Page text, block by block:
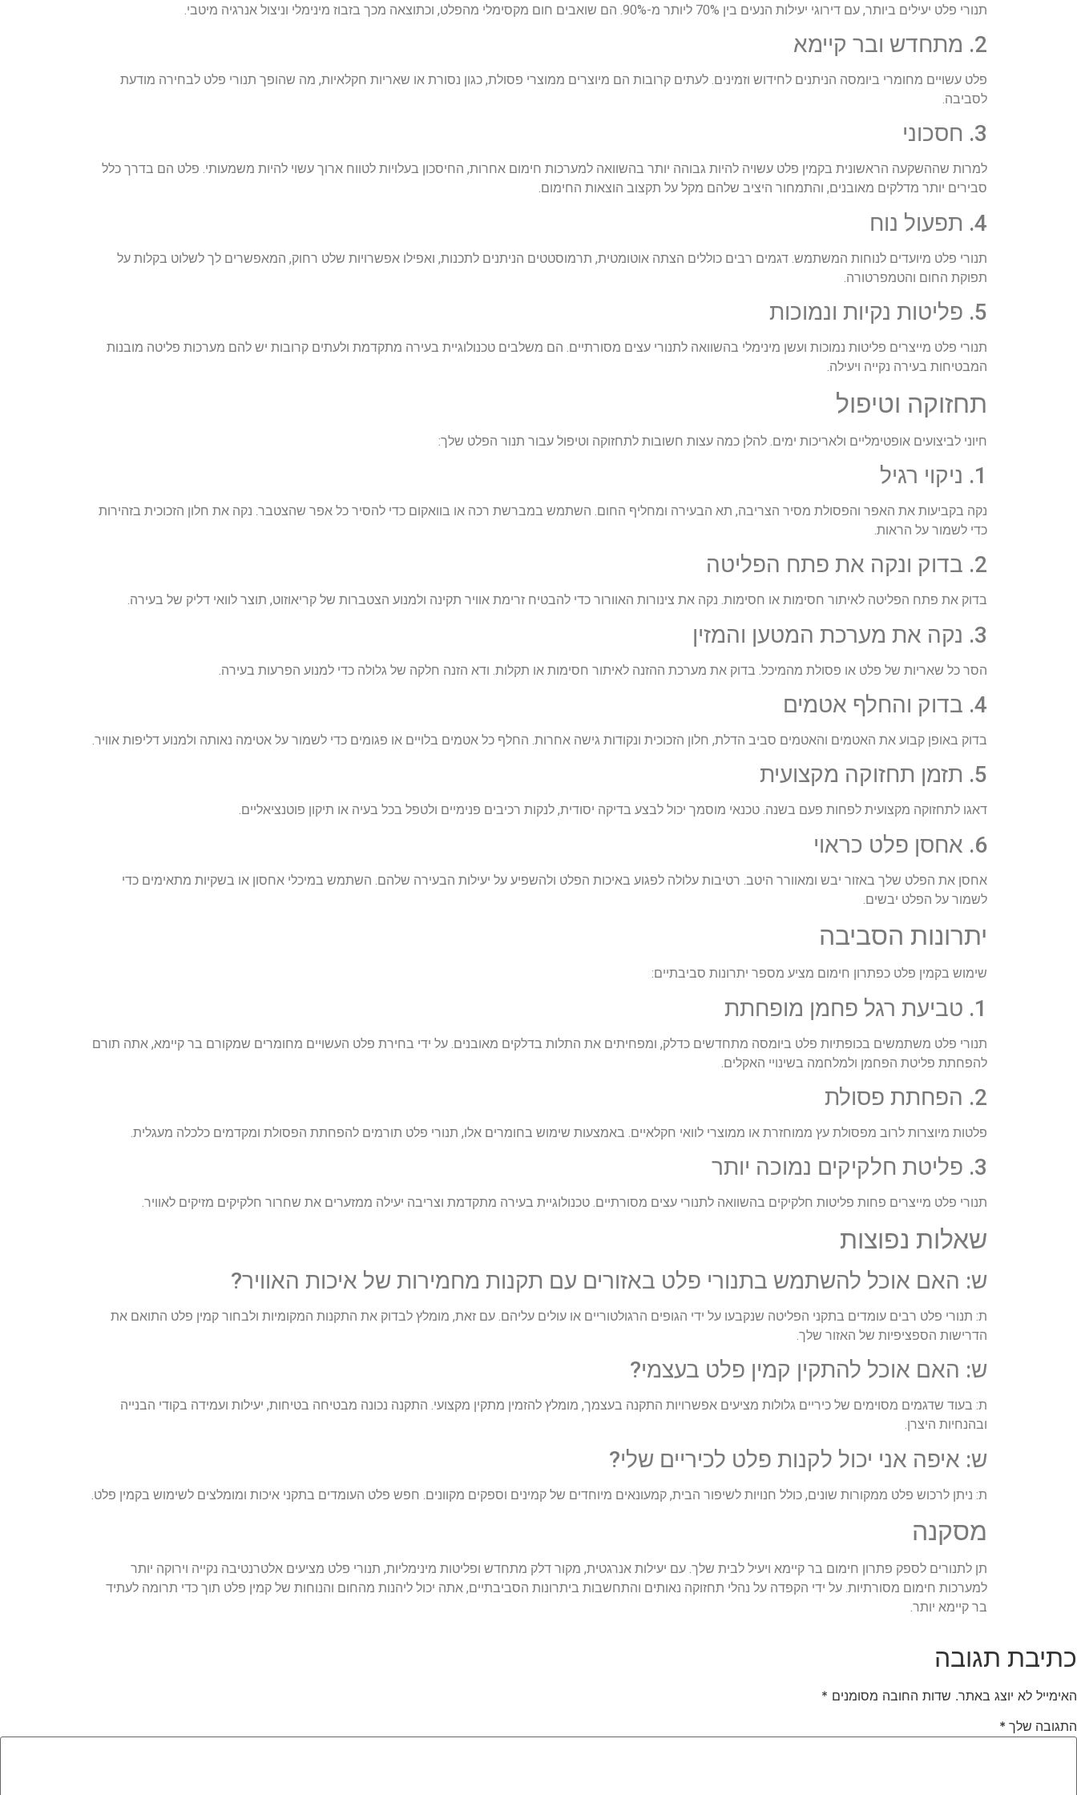
תנורי פלט יעילים ביותר, עם דירוגי יעילות הנעים בין 70% ליותר מ-90%. הם שואבים חום מקסימלי מהפלט, וכתוצאה מכך בזבוז מינימלי וניצול אנרגיה מיטבי.
2. מתחדש ובר קיימא
פלט עשויים מחומרי ביומסה הניתנים לחידוש וזמינים. לעתים קרובות הם מיוצרים ממוצרי פסולת, כגון נסורת או שאריות חקלאיות, מה שהופך תנורי פלט לבחירה מודעת
לסביבה.
3. חסכוני
למרות שההשקעה הראשונית בקמין פלט עשויה להיות גבוהה יותר בהשוואה למערכות חימום אחרות, החיסכון בעלויות לטווח ארוך עשוי להיות משמעותי. פלט הם בדרך כלל
סבירים יותר מדלקים מאובנים, והתמחור היציב שלהם מקל על תקצוב הוצאות החימום.
4. תפעול נוח
תנורי פלט מיועדים לנוחות המשתמש. דגמים רבים כוללים הצתה אוטומטית, תרמוסטטים הניתנים לתכנות, ואפילו אפשרויות שלט רחוק, המאפשרים לך לשלוט בקלות על
תפוקת החום והטמפרטורה.
5. פליטות נקיות ונמוכות
תנורי פלט מייצרים פליטות נמוכות ועשן מינימלי בהשוואה לתנורי עצים מסורתיים. הם משלבים טכנולוגיית בעירה מתקדמת ולעתים קרובות יש להם מערכות פליטה מובנות
המבטיחות בעירה נקייה ויעילה.
תחזוקה וטיפול
חיוני לביצועים אופטימליים ולאריכות ימים. להלן כמה עצות חשובות לתחזוקה וטיפול עבור תנור הפלט שלך:
1. ניקוי רגיל
נקה בקביעות את האפר והפסולת מסיר הצריבה, תא הבעירה ומחליף החום. השתמש במברשת רכה או בוואקום כדי להסיר כל אפר שהצטבר. נקה את חלון הזכוכית בזהירות
כדי לשמור על הראות.
2. בדוק ונקה את פתח הפליטה
בדוק את פתח הפליטה לאיתור חסימות או חסימות. נקה את צינורות האוורור כדי להבטיח זרימת אוויר תקינה ולמנוע הצטברות של קריאוזוט, תוצר לוואי דליק של בעירה.
3. נקה את מערכת המטען והמזין
הסר כל שאריות של פלט או פסולת מהמיכל. בדוק את מערכת ההזנה לאיתור חסימות או תקלות. ודא הזנה חלקה של גלולה כדי למנוע הפרעות בעירה.
4. בדוק והחלף אטמים
בדוק באופן קבוע את האטמים והאטמים סביב הדלת, חלון הזכוכית ונקודות גישה אחרות. החלף כל אטמים בלויים או פגומים כדי לשמור על אטימה נאותה ולמנוע דליפות אוויר.
5. תזמן תחזוקה מקצועית
דאגו לתחזוקה מקצועית לפחות פעם בשנה. טכנאי מוסמך יכול לבצע בדיקה יסודית, לנקות רכיבים פנימיים ולטפל בכל בעיה או תיקון פוטנציאליים.
6. אחסן פלט כראוי
אחסן את הפלט שלך באזור יבש ומאוורר היטב. רטיבות עלולה לפגוע באיכות הפלט ולהשפיע על יעילות הבעירה שלהם. השתמש במיכלי אחסון או בשקיות מתאימים כדי
לשמור על הפלט יבשים.
יתרונות הסביבה
שימוש בקמין פלט כפתרון חימום מציע מספר יתרונות סביבתיים:
1. טביעת רגל פחמן מופחתת
תנורי פלט משתמשים בכופתיות פלט ביומסה מתחדשים כדלק, ומפחיתים את התלות בדלקים מאובנים. על ידי בחירת פלט העשויים מחומרים שמקורם בר קיימא, אתה תורם
להפחתת פליטת הפחמן ולמלחמה בשינויי האקלים.
2. הפחתת פסולת
פלטות מיוצרות לרוב מפסולת עץ ממוחזרת או ממוצרי לוואי חקלאיים. באמצעות שימוש בחומרים אלו, תנורי פלט תורמים להפחתת הפסולת ומקדמים כלכלה מעגלית.
3. פליטת חלקיקים נמוכה יותר
תנורי פלט מייצרים פחות פליטות חלקיקים בהשוואה לתנורי עצים מסורתיים. טכנולוגיית בעירה מתקדמת וצריבה יעילה ממזערים את שחרור חלקיקים מזיקים לאוויר.
שאלות נפוצות
ש: האם אוכל להשתמש בתנורי פלט באזורים עם תקנות מחמירות של איכות האוויר?
ת: תנורי פלט רבים עומדים בתקני הפליטה שנקבעו על ידי הגופים הרגולטוריים או עולים עליהם. עם זאת, מומלץ לבדוק את התקנות המקומיות ולבחור קמין פלט התואם את
הדרישות הספציפיות של האזור שלך.
ש: האם אוכל להתקין קמין פלט בעצמי?
ת: בעוד שדגמים מסוימים של כיריים גלולות מציעים אפשרויות התקנה בעצמך, מומלץ להזמין מתקין מקצועי. התקנה נכונה מבטיחה בטיחות, יעילות ועמידה בקודי הבנייה
ובהנחיות היצרן.
ש: איפה אני יכול לקנות פלט לכיריים שלי?
ת: ניתן לרכוש פלט ממקורות שונים, כולל חנויות לשיפור הבית, קמעונאים מיוחדים של קמינים וספקים מקוונים. חפש פלט העומדים בתקני איכות ומומלצים לשימוש בקמין פלט.
מסקנה
תן לתנורים לספק פתרון חימום בר קיימא ויעיל לבית שלך. עם יעילות אנרגטית, מקור דלק מתחדש ופליטות מינימליות, תנורי פלט מציעים אלטרנטיבה נקייה וירוקה יותר
למערכות חימום מסורתיות. על ידי הקפדה על נהלי תחזוקה נאותים והתחשבות ביתרונות הסביבתיים, אתה יכול ליהנות מהחום והנוחות של קמין פלט תוך כדי תרומה לעתיד
בר קיימא יותר.
כתיבת תגובה
האימייל לא יוצג באתר. שדות החובה מסומנים *
התגובה שלך *